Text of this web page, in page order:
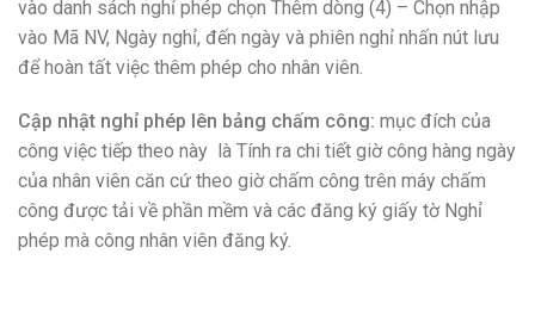
vào danh sách nghỉ phép chọn Thêm dòng (4) – Chọn nhập
vào Mã NV, Ngày nghỉ, đến ngày và phiên nghỉ nhấn nút lưu
để hoàn tất việc thêm phép cho nhân viên.
Cập nhật nghỉ phép lên bảng chấm công: mục đích của
công việc tiếp theo này là Tính ra chi tiết giờ công hàng ngày
của nhân viên căn cứ theo giờ chấm công trên máy chấm
công được tải về phần mềm và các đăng ký giấy tờ Nghỉ
phép mà công nhân viên đăng ký.